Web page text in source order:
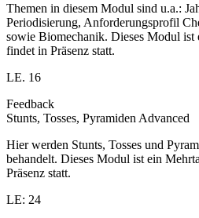
Themen in diesem Modul sind u.a.:
Periodisierung, Anforderungsprofil
sowie Biomechanik. Dieses Modul ist
findet in Präsenz statt.
LE. 16
Feedback
Stunts, Tosses, Pyramiden Advanced
Hier werden Stunts, Tosses und
behandelt. Dieses Modul ist ein
Präsenz statt.
LE: 24